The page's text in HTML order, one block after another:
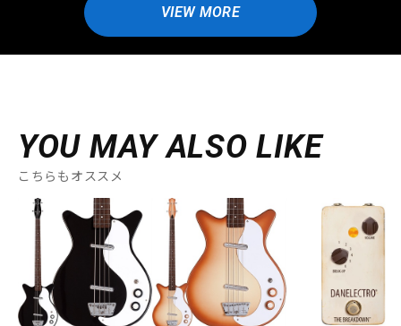
VIEW MORE
YOU MAY ALSO LIKE
こちらもオススメ